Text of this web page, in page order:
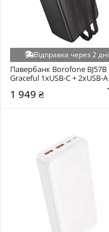
Відправка через 2 дні
Павербанк Borofone BJ57B
Graceful 1xUSB-C + 2xUSB-A
1 949 ₴